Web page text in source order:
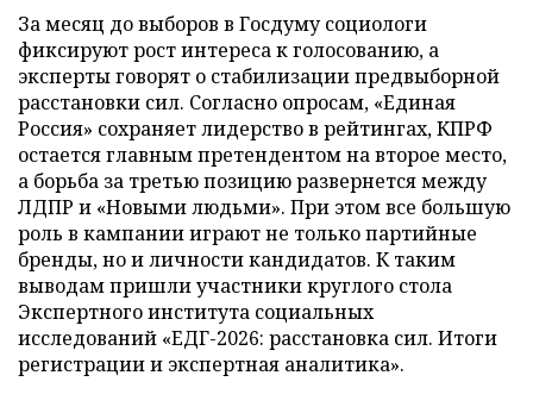
За месяц до выборов в Госдуму социологи
фиксируют рост интереса к голосованию, а
эксперты говорят о стабилизации предвыборной
расстановки сил. Согласно опросам, «Единая
Россия» сохраняет лидерство в рейтингах, КПРФ
остается главным претендентом на второе место,
а борьба за третью позицию развернется между
ЛДПР и «Новыми людьми». При этом все большую
роль в кампании играют не только партийные
бренды, но и личности кандидатов. К таким
выводам пришли участники круглого стола
Экспертного института социальных
исследований «ЕДГ-2026: расстановка сил. Итоги
регистрации и экспертная аналитика».